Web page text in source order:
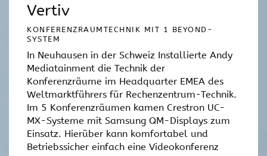
Vertiv
KONFERENZRAUMTECHNIK MIT 1 BEYOND-
SYSTEM
In Neuhausen in der Schweiz Installierte Andy
Mediatainment die Technik der
Konferenzräume im Headquarter EMEA des
Weltmarktführers für Rechenzentrum-Technik.
Im 5 Konferenzräumen kamen Crestron UC-
MX-Systeme mit Samsung QM-Displays zum
Einsatz. Hierüber kann komfortabel und
Betriebssicher einfach eine Videokonferenz